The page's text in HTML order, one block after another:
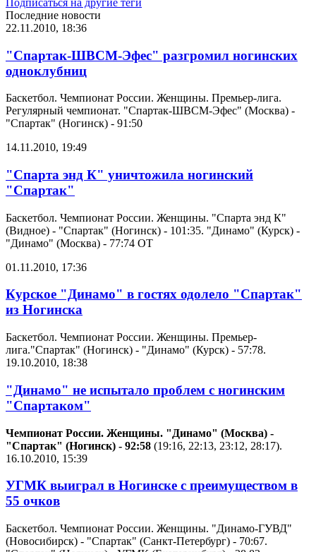
Последние новости
22.11.2010, 18:36
"Спартак-ШВСМ-Эфес" разгромил ногинских
одноклубниц
Баскетбол. Чемпионат России. Женщины. Премьер-лига.
Регулярный чемпионат. "Спартак-ШВСМ-Эфес" (Москва) -
"Спартак" (Ногинск) - 91:50
14.11.2010, 19:49
"Спарта энд К" уничтожила ногинский
"Спартак"
Баскетбол. Чемпионат России. Женщины. "Спарта энд К"
(Видное) - "Спартак" (Ногинск) - 101:35. "Динамо" (Курск) -
"Динамо" (Москва) - 77:74 ОТ
01.11.2010, 17:36
Курское "Динамо" в гостях одолело "Спартак"
из Ногинска
Баскетбол. Чемпионат России. Женщины. Премьер-
лига."Спартак" (Ногинск) - "Динамо" (Курск) - 57:78.
19.10.2010, 18:38
"Динамо" не испытало проблем с ногинским
"Спартаком"
Чемпионат России. Женщины. "Динамо" (Москва) -
"Спартак" (Ногинск) - 92:58 (19:16, 22:13, 23:12, 28:17).
16.10.2010, 15:39
УГМК выиграл в Ногинске с преимуществом в
55 очков
Баскетбол. Чемпионат России. Женщины. "Динамо-ГУВД"
(Новосибирск) - "Спартак" (Санкт-Петербург) - 70:67.